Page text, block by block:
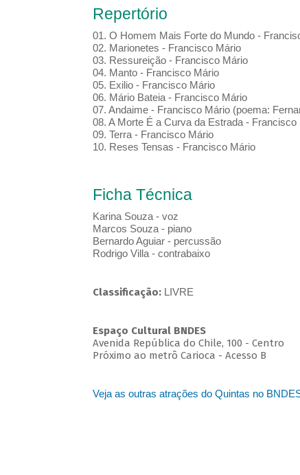
Repertório
01. O Homem Mais Forte do Mundo -
02. Marionetes - Francisco Mário
03. Ressureição - Francisco Mário
04. Manto - Francisco Mário
05. Exilio - Francisco Mário
06. Mário Bateia - Francisco Mário
07. Andaime - Francisco Mário (poema:
08. A Morte É a Curva da Estrada -
09. Terra - Francisco Mário
10. Reses Tensas - Francisco Mário
Ficha Técnica
Karina Souza - voz
Marcos Souza - piano
Bernardo Aguiar - percussão
Rodrigo Villa - contrabaixo
Classificação: LIVRE
Espaço Cultural BNDES
Avenida República do Chile, 100 - Centro
Próximo ao metrô Carioca - Acesso B
Veja as outras atrações do Quintas no